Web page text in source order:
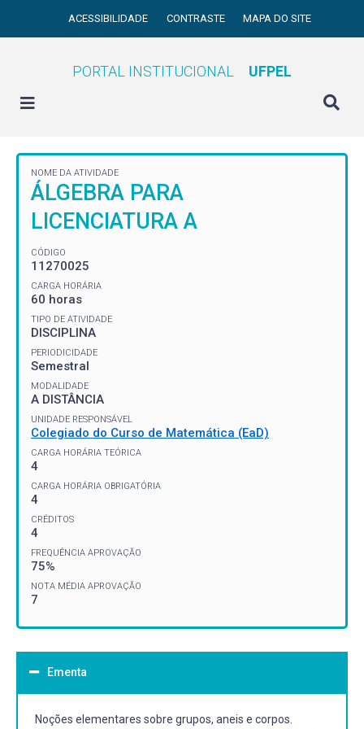
ACESSIBILIDADE CONTRASTE MAPA DO SITE
PORTAL INSTITUCIONAL UFPEL
NOME DA ATIVIDADE
ÁLGEBRA PARA
LICENCIATURA A
CÓDIGO
11270025
CARGA HORÁRIA
60 horas
TIPO DE ATIVIDADE
DISCIPLINA
PERIODICIDADE
Semestral
MODALIDADE
A DISTÂNCIA
UNIDADE RESPONSÁVEL
Colegiado do Curso de Matemática (EaD)
CARGA HORÁRIA TEÓRICA
4
CARGA HORÁRIA OBRIGATÓRIA
4
CRÉDITOS
4
FREQUÊNCIA APROVAÇÃO
75%
NOTA MÉDIA APROVAÇÃO
7
Ementa
Noções elementares sobre grupos, aneis e corpos.